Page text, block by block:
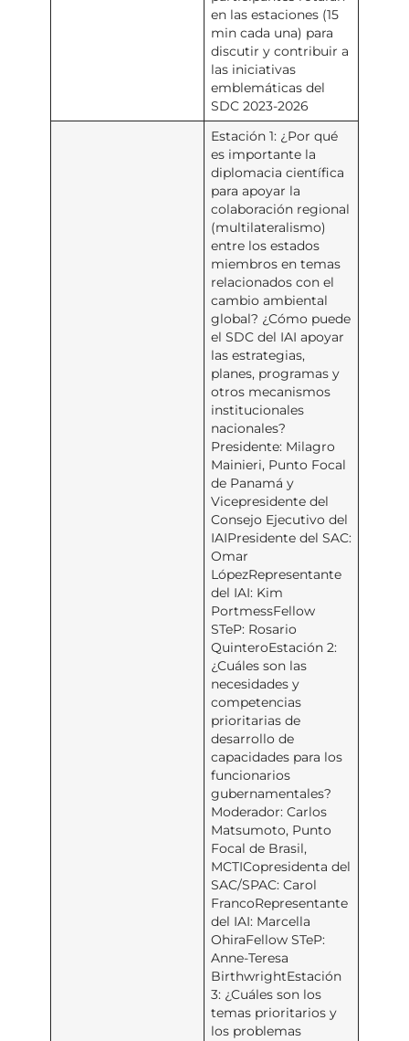
en las estaciones (15
min cada una) para
discutir y contribuir a
las iniciativas
emblemáticas del
SDC 2023-2026
Estación 1: ¿Por qué
es importante la
diplomacia científica
para apoyar la
colaboración regional
(multilateralismo)
entre los estados
miembros en temas
relacionados con el
cambio ambiental
global? ¿Cómo puede
el SDC del IAI apoyar
las estrategias,
planes, programas y
otros mecanismos
institucionales
nacionales?
Presidente: Milagro
Mainieri, Punto Focal
de Panamá y
Vicepresidente del
Consejo Ejecutivo del
IAIPresidente del SAC:
Omar
LópezRepresentante
del IAI: Kim
PortmessFellow
STeP: Rosario
QuinteroEstación 2:
¿Cuáles son las
necesidades y
competencias
prioritarias de
desarrollo de
capacidades para los
funcionarios
gubernamentales?
Moderador: Carlos
Matsumoto, Punto
Focal de Brasil,
MCTICopresidenta del
SAC/SPAC: Carol
FrancoRepresentante
del IAI: Marcella
OhiraFellow STeP:
Anne-Teresa
BirthwrightEstación
3: ¿Cuáles son los
temas prioritarios y
los problemas